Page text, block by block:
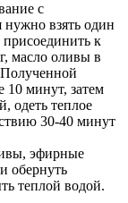
с
нужно взять один
присоединить к
масло оливы в
Полученной
10 минут, затем
одеть теплое
30-40 минут
эфирные
обернуть
теплой водой.